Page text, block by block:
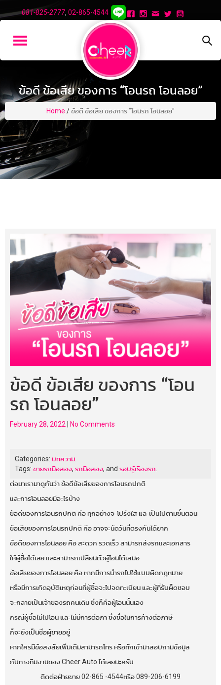
081-825-2777, 02-865-4544
ข้อดี ข้อเสีย ของการ “โอนรถ โอนลอย”
Home /ข้อดี ข้อเสีย ของการ “โอนรถ โอนลอย”
ข้อดี ข้อเสีย ของการ “โอน
รถ โอนลอย”
February 28, 2022 No Comments
Categories: บทความ.
Tags: ขายรถมือสอง, รถมือสอง, and รอบรู้เรื่องรถ.
ต่อมาเรามาดูกันว่า ข้อดีข้อเสียของการโอนรถปกติ
และการโอนลอยมีอะไรบ้าง
ข้อดีของการโอนรถปกติ คือ ทุกอย่างจะโปร่งใส และเป็นไปตามขั้นตอน
ข้อเสียของการโอนรถปกติ คือ อาจจะนัดวันที่ตรงกันได้ยาก
ข้อดีของการโอนลอย คือ สะดวก รวดเร็ว สามารถส่งรถและเอกสาร
ให้ผู้ซื้อได้เลย และสามารถเปลี่ยนตัวผู้โอนได้เสมอ
ข้อเสียของการโอนลอย คือ หากมีการนำรถไปใช้แบบผิดกฎหมาย
หรือมีการเกิดอุบัติเหตุก่อนที่ผู้ซื้อจะไปจดทะเบียน และผู้ที่รับผ็ดชอบ
จะกลายเป็นเจ้าของรถคนเดิม ซึ่งก็คือผู้โอนนั้นเอง
กรณีผู้ซื้อไม่ไปโอน และไม่มีการต่อภา ซึ่งชื่อในการค้างต่อภาษี
ก็จะยังเป็นชื่อผู้ขายอยู่
หากใครมีข้อสงสัยเพิ่มเติมสามารถโทร หรือทักเข้ามาสอบถามข้อมูล
กับทางทีมงานของ Cheer Auto ได้เลยนะครับ
ติดต่อฝ่ายขาย 02-865 -4544หรือ 089-206-6199